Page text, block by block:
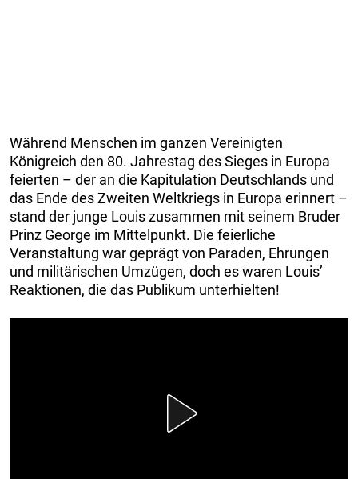
Während Menschen im ganzen Vereinigten
Königreich den 80. Jahrestag des Sieges in Europa
feierten – der an die Kapitulation Deutschlands und
das Ende des Zweiten Weltkriegs in Europa erinnert –
stand der junge Louis zusammen mit seinem Bruder
Prinz George im Mittelpunkt. Die feierliche
Veranstaltung war geprägt von Paraden, Ehrungen
und militärischen Umzügen, doch es waren Louis’
Reaktionen, die das Publikum unterhielten!